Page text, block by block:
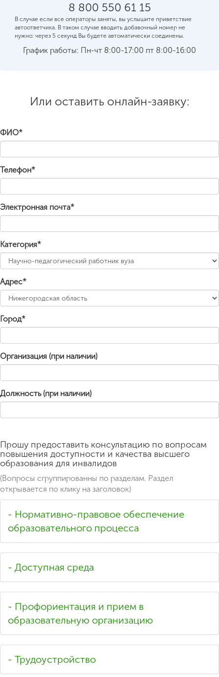
8 800 550 61 15
В случае если все операторы заняты, вы услышите приветствие
автоответчика. В таком случае вводить добавочный номер не
нужно: через 5 секунд Вы будете автоматически соединены.
График работы: Пн-чт 8:00-17:00 пт 8:00-16:00
Или оставить онлайн-заявку:
ФИО*
Телефон*
Электронная почта*
Категория*
Адрес*
Город*
Организация (при наличии)
Должность (при наличии)
Прошу предоставить консультацию по вопросам
повышения доступности и качества высшего
образования для инвалидов
(Вопросы сгруппированны по разделам. Раздел
открывается по клику на заголовок)
- Нормативно-правовое обеспечение
образовательного процесса
- Доступная среда
- Профориентация и прием в
образовательную организацию
- Трудоустройство